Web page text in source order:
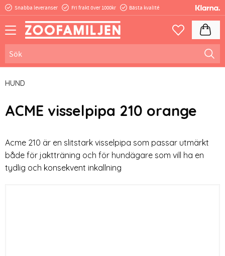
Snabba leveranser Fri frakt över 1000kr Bästa kvalité
Favoriter
HUND
ACME visselpipa 210 orange
Acme 210 är en slitstark visselpipa som passar utmärkt
både för jaktträning och för hundägare som vill ha en
tydlig och konsekvent inkallning